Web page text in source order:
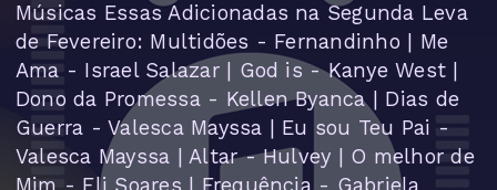
Músicas Essas Adicionadas na Segunda Leva
de Fevereiro: Multidões - Fernandinho | Me
Ama - Israel Salazar | God is - Kanye West |
Dono da Promessa - Kellen Byanca | Dias de
Guerra - Valesca Mayssa | Eu sou Teu Pai -
Valesca Mayssa | Altar - Hulvey | O melhor de
Mim - Eli Soares | Frequência - Gabriela